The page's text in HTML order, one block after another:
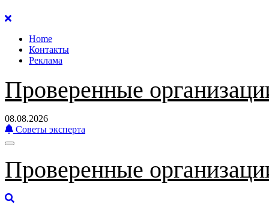
Перейти
содержанию
Home
Контакты
Реклама
Проверенные
08.08.2026
Советы эксперта
Проверенные